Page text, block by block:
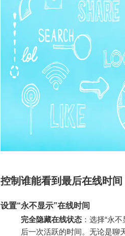
控制谁能看到最后在线时间
设置“永不显示”在线时间
完全隐藏在线状态 ：选择“永
后一次活跃的时间。无论是聊